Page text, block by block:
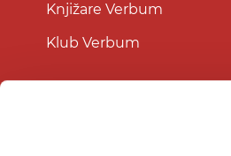
Knjižare Verbum
Klub Verbum